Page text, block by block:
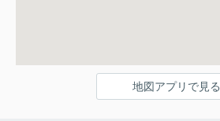
地図アプリで見る